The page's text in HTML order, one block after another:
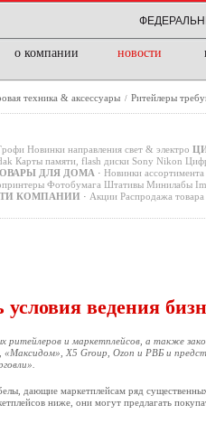
о компании новости
техника & аксессуары / Ритейлеры
Новинки направления свет & электро
Карты памяти, flash диски Sony Nikon
ДЛЯ ДОМА · Новинки
Фотобумага Штативы Минилабы
КОМПАНИИ · Акции Распродажа товара
ведения
ритейлеров и маркетплейсов, а также
X5 Group, Ozon и РВБ и
дающие маркетплейсам ряд
ниже, они могут предлагать